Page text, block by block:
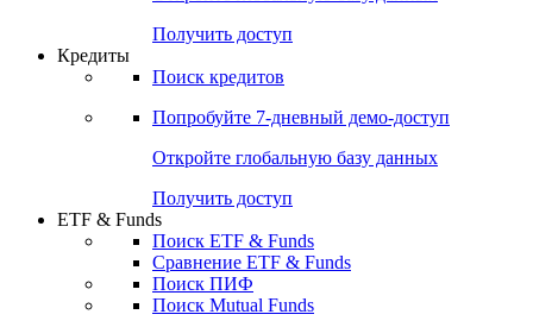
Получить доступ
Кредиты
Поиск кредитов
Попробуйте 7-дневный демо-доступ
Откройте глобальную базу данных
Получить доступ
ETF & Funds
Поиск ETF & Funds
Сравнение ETF & Funds
Поиск ПИФ
Поиск Mutual Funds